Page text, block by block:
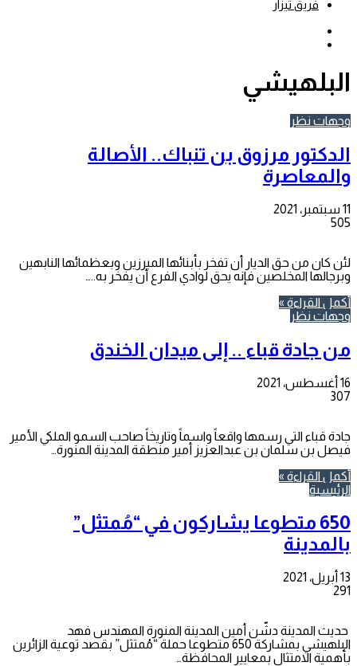
فريق تيزار
البلهيشي
وجهات نظر
الدكتور مرزوق بن تنباك.. الأصالة
والمعاصرة
11 سبتمبر، 2021
505
لئن كان من حق الديار أن تفخر بأبنائها المبرزين وبعظمائها النابهين
وبرجالها المخلصين فإنه يحق لوادي الفرع أن يفخر به..…
أكمل القراءة »
وجهات نظر
من جادة قباء .. إلى ميدان الخندق
16 أغسطس، 2021
307
جادة قباء التي رسمها واقعاً واسماً وتاريخاً صاحب السمو الملكي الأمير
فيصل بن سلمان بن عبدالعزيز أمير منطقة المدينة المنورة…
أكمل القراءة »
الرئيسية
650 متطوعا يشاركون في “مُمتثل”
بالمدينة
13 أبريل، 2021
291
حديث المدينة دشّن أمين المدينة المنورة المهندس فهد
البلهيشي بمشاركة 650 متطوعا حملة “مُمتثل” بقصد توعية الزائرين
بأهمية الامتثال بمعايير المحافظة…